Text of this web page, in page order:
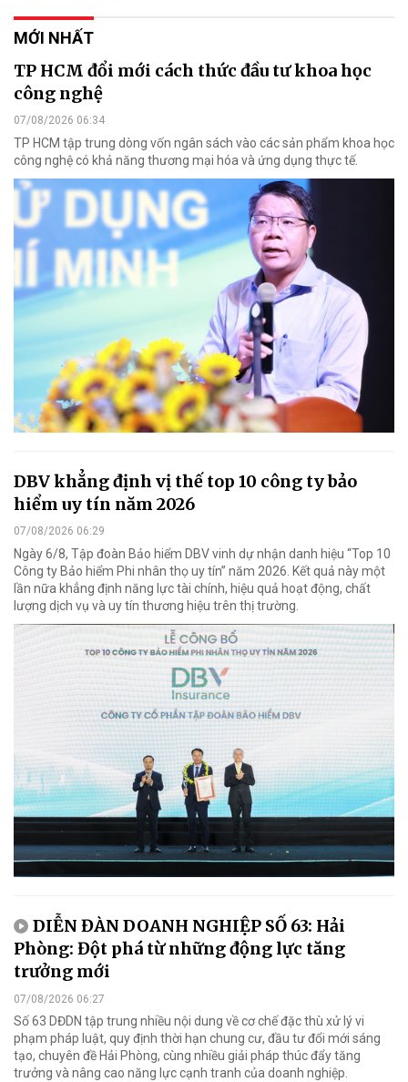
MỚI NHẤT
TP HCM đổi mới cách thức đầu tư khoa học
công nghệ
07/08/2026 06:34
TP HCM tập trung dòng vốn ngân sách vào các sản phẩm khoa học
công nghệ có khả năng thương mại hóa và ứng dụng thực tế.
DBV khẳng định vị thế top 10 công ty bảo
hiểm uy tín năm 2026
07/08/2026 06:29
Ngày 6/8, Tập đoàn Bảo hiểm DBV vinh dự nhận danh hiệu “Top 10
Công ty Bảo hiểm Phi nhân thọ uy tín” năm 2026. Kết quả này một
lần nữa khẳng định năng lực tài chính, hiệu quả hoạt động, chất
lượng dịch vụ và uy tín thương hiệu trên thị trường.
DIỄN ĐÀN DOANH NGHIỆP SỐ 63: Hải
Phòng: Đột phá từ những động lực tăng
trưởng mới
07/08/2026 06:27
Số 63 DĐDN tập trung nhiều nội dung về cơ chế đặc thù xử lý vi
phạm pháp luật, quy định thời hạn chung cư, đầu tư đổi mới sáng
tạo, chuyên đề Hải Phòng, cùng nhiều giải pháp thúc đẩy tăng
trưởng và nâng cao năng lực cạnh tranh của doanh nghiệp.